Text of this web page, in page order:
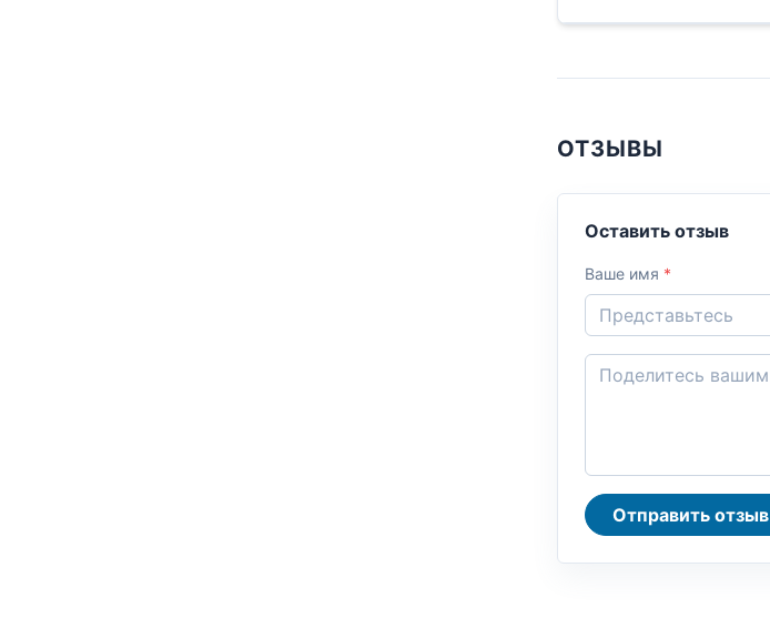
ОТЗЫВЫ
Оставить отзыв
Ваше имя *
Отправить отзыв